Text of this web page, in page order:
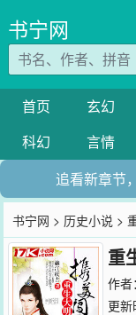
书宁网
首页 玄幻
科幻
言情
追看新章节
书宁网 > 历史小说 >
重
作者：
更